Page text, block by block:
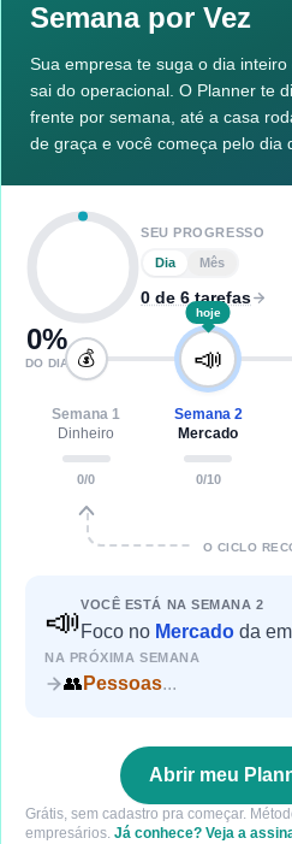
Semana por Vez
Sua empresa te suga o dia
sai do operacional. O Planner te
frente por semana, até a casa
de graça e você começa pelo dia
0%
DO DIA
SEU PROGRESSO
Dia Mês
0 de 6 tarefas
O CICLO
hoje
💰
Semana1
Dinheiro
0/0
📣
Semana 2
Mercado
0/10
📣VOCÊ ESTÁ NA SEMANA2
Foco no Mercado da
NA PRÓXIMA SEMANA
👥 Pessoas...
Grátis, sem cadastro pra começar.
empresários. Já conhece? Veja a
Abrir meu